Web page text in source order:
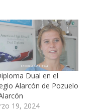
Dual en el
Alarcón de Pozuelo
19, 2024